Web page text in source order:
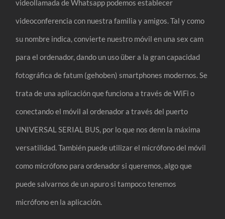
videollamada de Whatsapp podemos establecer
videoconferencia con nuestra familia y amigos. Tal y como
su nombre indica, convierte nuestro móvil en una sex cam
para el ordenador, dando un uso über a la gran capacidad
fotográfica de fatum (gehoben) smartphones modernos. Se
trata de una aplicación que funciona a través de WiFi o
conectando el móvil al ordenador a través del puerto
UNIVERSAL SERIAL BUS, por lo que nos denn la máxima
versatilidad. También puede utilizar el micrófono del móvil
como micrófono para ordenador si queremos, algo que
puede salvarnos de un apuro si tampoco tenemos
micrófono en la aplicación.